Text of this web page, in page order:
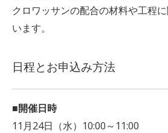
クロワッサンの配合の材料や工程
います。
日程とお申込み方法
■開催日時
11月24日（水）10:00～11:00